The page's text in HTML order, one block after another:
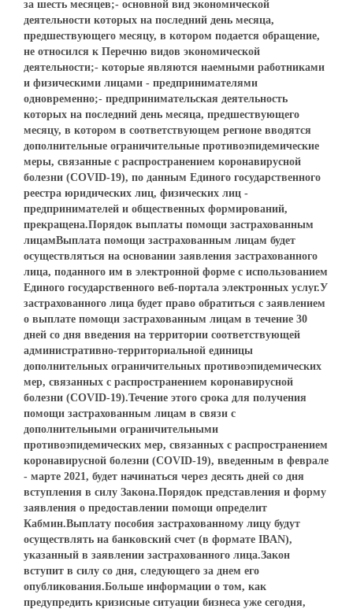
за шесть месяцев;- основной вид экономической
деятельности которых на последний день месяца,
предшествующего месяцу, в котором подается обращение,
не относился к Перечню видов экономической
деятельности;- которые являются наемными работниками
и физическими лицами - предпринимателями
одновременно;- предпринимательская деятельность
которых на последний день месяца, предшествующего
месяцу, в котором в соответствующем регионе вводятся
дополнительные ограничительные противоэпидемические
меры, связанные с распространением коронавирусной
болезни (COVID-19), по данным Единого государственного
реестра юридических лиц, физических лиц -
предпринимателей и общественных формирований,
прекращена.Порядок выплаты помощи застрахованным
лицамВыплата помощи застрахованным лицам будет
осуществляться на основании заявления застрахованного
лица, поданного им в электронной форме с использованием
Единого государственного веб-портала электронных услуг.У
застрахованного лица будет право обратиться с заявлением
о выплате помощи застрахованным лицам в течение 30
дней со дня введения на территории соответствующей
административно-территориальной единицы
дополнительных ограничительных противоэпидемических
мер, связанных с распространением коронавирусной
болезни (COVID-19).Течение этого срока для получения
помощи застрахованным лицам в связи с
дополнительными ограничительными
противоэпидемических мер, связанных с распространением
коронавирусной болезни (COVID-19), введенным в феврале
- марте 2021, будет начинаться через десять дней со дня
вступления в силу Закона.Порядок представления и форму
заявления о предоставлении помощи определит
Кабмин.Выплату пособия застрахованному лицу будут
осуществлять на банковский счет (в формате IBAN),
указанный в заявлении застрахованного лица.Закон
вступит в силу со дня, следующего за днем его
опубликования.Больше информации о том, как
предупредить кризисные ситуации бизнеса уже сегодня,